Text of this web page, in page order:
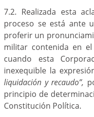
7.2. Realizada esta
proceso se está ante
proferir un
militar contenida en
cuando esta
inexequible la
liquidación y recaudo”,
principio de
Constitución Política.